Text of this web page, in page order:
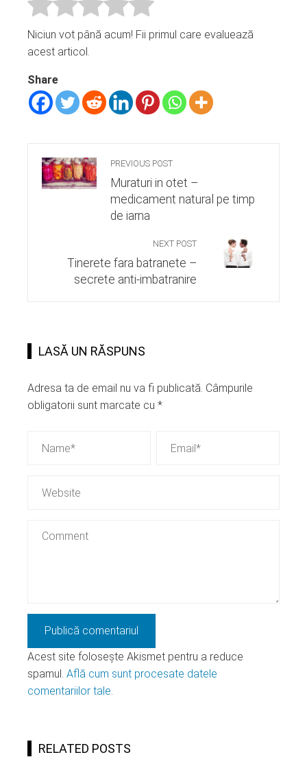
Niciun vot până acum! Fii primul care evaluează
acest articol.
Share
PREVIOUS POST
Muraturi in otet –
medicament natural pe timp
de iarna
NEXT POST
Tinerete fara batranete –
secrete anti-imbatranire
LASĂ UN RĂSPUNS
Adresa ta de email nu va fi publicată. Câmpurile
obligatorii sunt marcate cu *
Acest site folosește Akismet pentru a reduce
spamul. Află cum sunt procesate datele
comentariilor tale.
RELATED POSTS